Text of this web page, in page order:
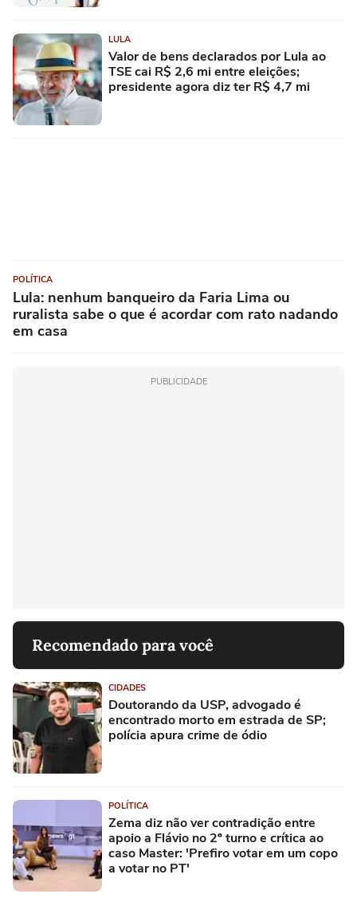
LULA
Valor de bens declarados por Lula ao
TSE cai R$ 2,6 mi entre eleições;
presidente agora diz ter R$ 4,7 mi
POLÍTICA
Lula: nenhum banqueiro da Faria Lima ou
ruralista sabe o que é acordar com rato nadando
em casa
PUBLICIDADE
Recomendado para você
CIDADES
Doutorando da USP, advogado é
encontrado morto em estrada de SP;
polícia apura crime de ódio
POLÍTICA
Zema diz não ver contradição entre
apoio a Flávio no 2º turno e crítica ao
caso Master: 'Prefiro votar em um copo
a votar no PT'